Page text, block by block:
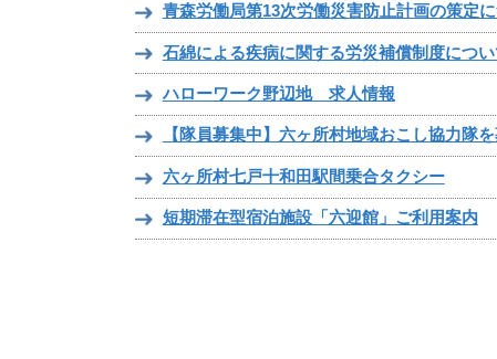
青森労働局第13次労働災害防止計画の策定
石綿による疾病に関する労災補償制度につい
ハローワーク野辺地 求人情報
【隊員募集中】六ヶ所村地域おこし協力隊
六ヶ所村七戸十和田駅間乗合タクシー
短期滞在型宿泊施設「六迎館」ご利用案内